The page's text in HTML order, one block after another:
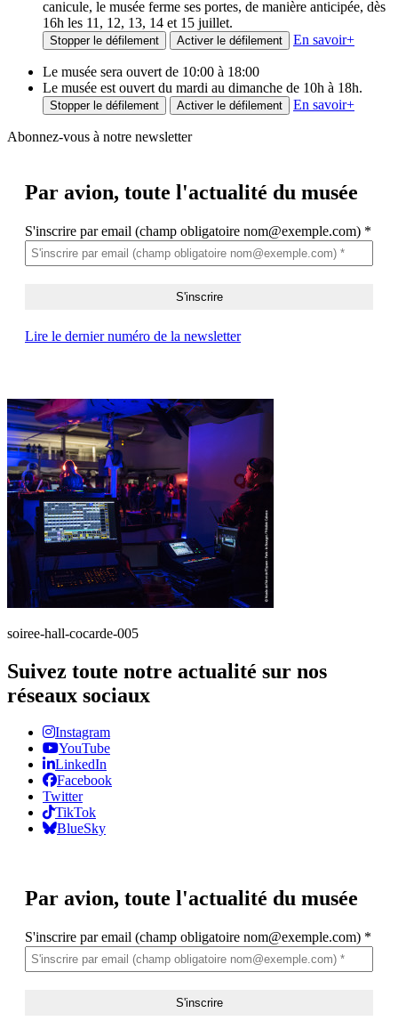
canicule, le musée ferme ses portes, de manière anticipée, dès
16h les 11, 12, 13, 14 et 15 juillet.
Stopper le défilement Activer le défilement En savoir+
Le musée sera ouvert de 10:00 à 18:00
Le musée est ouvert du mardi au dimanche de 10h à 18h.
Stopper le défilement Activer le défilement En savoir+
Abonnez-vous à notre newsletter
Par avion, toute l'actualité du musée
S'inscrire par email (champ obligatoire nom@exemple.com) *
Lire le dernier numéro de la newsletter
soiree-hall-cocarde-005
Suivez toute notre actualité sur nos
réseaux sociaux
Instagram
YouTube
LinkedIn
Facebook
Twitter
TikTok
BlueSky
Par avion, toute l'actualité du musée
S'inscrire par email (champ obligatoire nom@exemple.com) *